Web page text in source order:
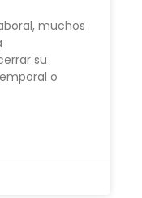
muchos
su
o